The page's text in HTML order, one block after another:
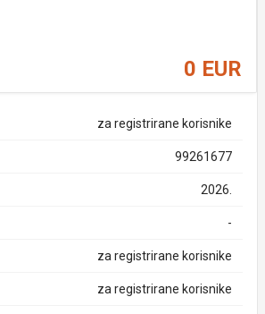
0 EUR
za registrirane korisnike
99261677
2026.
-
za registrirane korisnike
za registrirane korisnike